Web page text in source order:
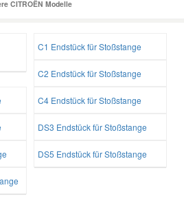
CITROËN Modelle
C1 Endstück für Stoßstange
C2 Endstück für Stoßstange
C4 Endstück für Stoßstange
DS3 Endstück für Stoßstange
DS5 Endstück für Stoßstange